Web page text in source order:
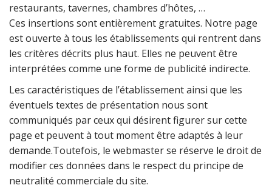
restaurants, tavernes, chambres d’hôtes, …
Ces insertions sont entièrement gratuites. Notre page
est ouverte à tous les établissements qui rentrent dans
les critères décrits plus haut. Elles ne peuvent être
interprétées comme une forme de publicité indirecte.
Les caractéristiques de l’établissement ainsi que les
éventuels textes de présentation nous sont
communiqués par ceux qui désirent figurer sur cette
page et peuvent à tout moment être adaptés à leur
demande.Toutefois, le webmaster se réserve le droit de
modifier ces données dans le respect du principe de
neutralité commerciale du site.